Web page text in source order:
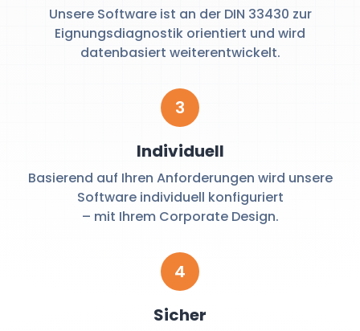
Unsere Software ist an der DIN 33430 zur
Eignungsdiagnostik orientiert und wird
datenbasiert weiterentwickelt.
3
Individuell
Basierend auf Ihren Anforderungen wird unsere
Software individuell konfiguriert
– mit Ihrem Corporate Design.
4
Sicher